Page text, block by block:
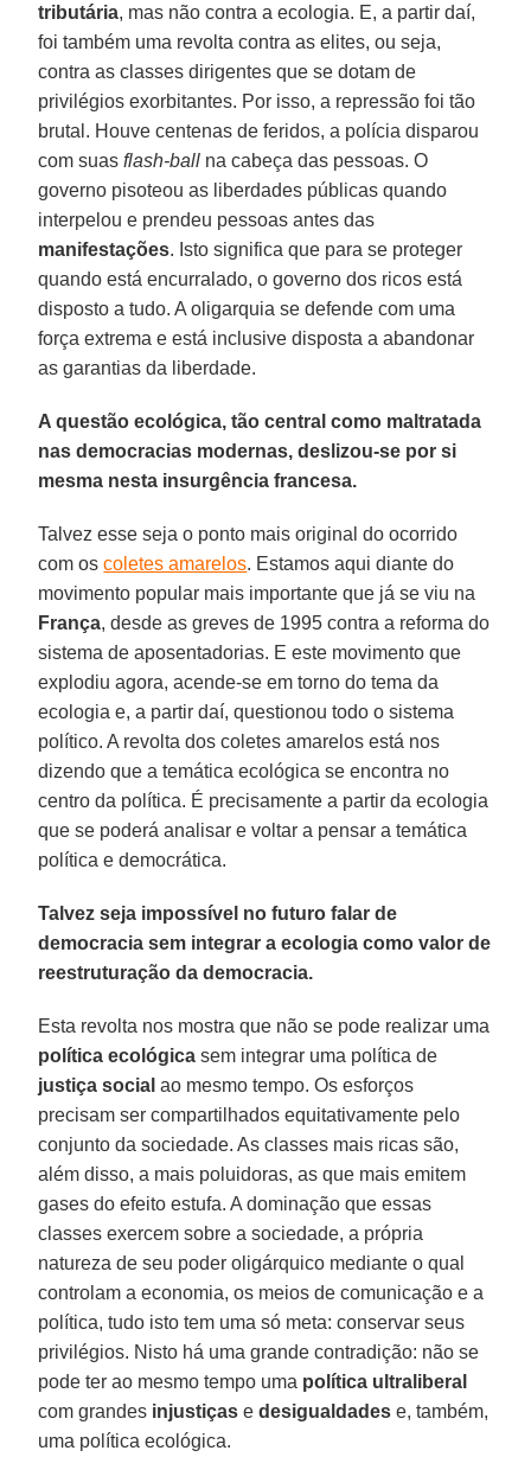
tributária, mas não contra a ecologia. E, a partir daí,
foi também uma revolta contra as elites, ou seja,
contra as classes dirigentes que se dotam de
privilégios exorbitantes. Por isso, a repressão foi tão
brutal. Houve centenas de feridos, a polícia disparou
com suas flash-ball na cabeça das pessoas. O
governo pisoteou as liberdades públicas quando
interpelou e prendeu pessoas antes das
manifestações. Isto significa que para se proteger
quando está encurralado, o governo dos ricos está
disposto a tudo. A oligarquia se defende com uma
força extrema e está inclusive disposta a abandonar
as garantias da liberdade.
A questão ecológica, tão central como maltratada
nas democracias modernas, deslizou-se por si
mesma nesta insurgência francesa.
Talvez esse seja o ponto mais original do ocorrido
com oscoletes amarelos. Estamos aqui diante do
movimento popular mais importante que já se viu na
França, desde as greves de 1995 contra a reforma do
sistema de aposentadorias. E este movimento que
explodiu agora, acende-se em torno do tema da
ecologia e, a partir daí, questionou todo o sistema
político. A revolta dos coletes amarelos está nos
dizendo que a temática ecológica se encontra no
centro da política. É precisamente a partir da ecologia
que se poderá analisar e voltar a pensar a temática
política e democrática.
Talvez seja impossível no futuro falar de
democracia sem integrar a ecologia como valor de
reestruturação da democracia.
Esta revolta nos mostra que não se pode realizar uma
política ecológica sem integrar uma política de
justiça social ao mesmo tempo. Os esforços
precisam ser compartilhados equitativamente pelo
conjunto da sociedade. As classes mais ricas são,
além disso, a mais poluidoras, as que mais emitem
gases do efeito estufa. A dominação que essas
classes exercem sobre a sociedade, a própria
natureza de seu poder oligárquico mediante o qual
controlam a economia, os meios de comunicação e a
política, tudo isto tem uma só meta: conservar seus
privilégios. Nisto há uma grande contradição: não se
pode ter ao mesmo tempo uma política ultraliberal
com grandes injustiçase desigualdades e, também,
uma política ecológica.